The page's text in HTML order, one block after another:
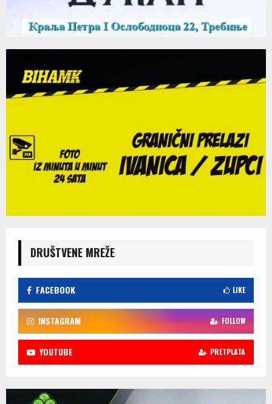
DRUŠTVENE MREŽE
FACEBOOK LIKE
INSTAGRAM FOLLOW
YOUTUBE PRETPLATA